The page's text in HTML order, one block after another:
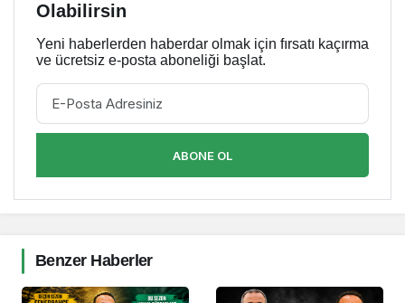
Olabilirsin
Yeni haberlerden haberdar olmak için fırsatı kaçırma
ve ücretsiz e-posta aboneliği başlat.
ABONE OL
Benzer Haberler